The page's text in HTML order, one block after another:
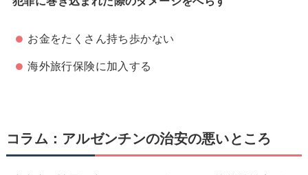
お金をたくさん持ち歩かない
海外旅行保険に加入する
コラム：アルゼンチンの治安の悪いところ